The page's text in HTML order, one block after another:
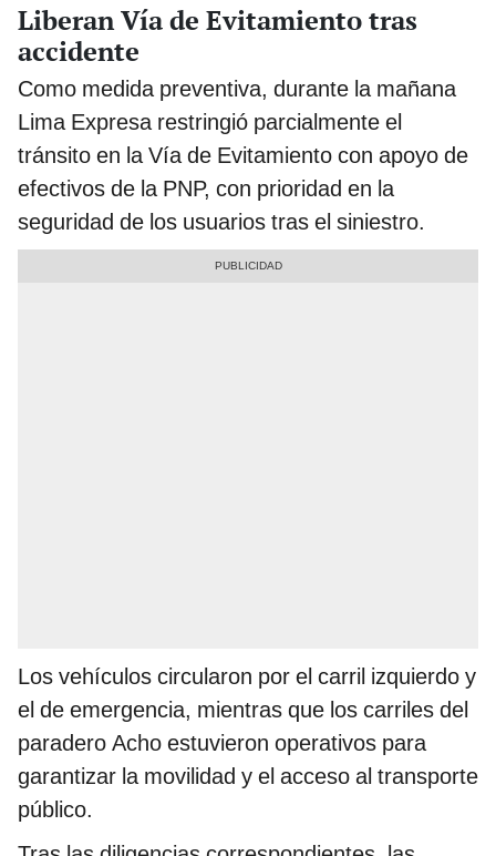
Liberan Vía de Evitamiento tras
accidente
Como medida preventiva, durante la mañana
Lima Expresa restringió parcialmente el
tránsito en la Vía de Evitamiento con apoyo de
efectivos de la PNP, con prioridad en la
seguridad de los usuarios tras el siniestro.
Los vehículos circularon por el carril izquierdo y
el de emergencia, mientras que los carriles del
paradero Acho estuvieron operativos para
garantizar la movilidad y el acceso al transporte
público.